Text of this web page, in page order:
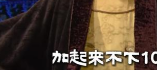
中方回应是否在太平洋海底开采稀土
27岁女子成组织卖淫集团主犯被通缉
法国将禁止“未经同意的电话营销”